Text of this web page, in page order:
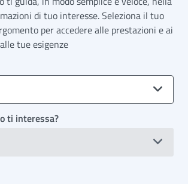
di tuo interesse. Seleziona il tuo
per accedere alle prestazioni e ai
tue esigenze
ti interessa?